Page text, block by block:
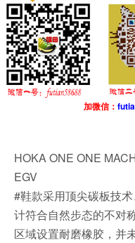
加微信：
HOKA ONE ONE
EGV
#鞋款采用顶尖碳板技
计符合自然步态的不对
区域设置耐磨橡胶，并